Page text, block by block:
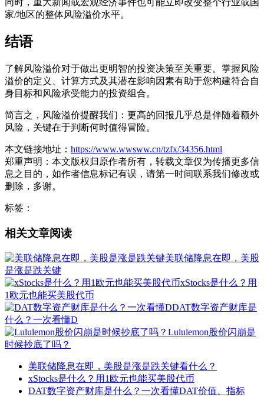
家/地区的整体风险溢价水平。
结语
了解风险溢价对于做出更明智的投资决策至关重要。掌握风险
溢价的定义、计算方式及其潜在影响因素有助于您构建符合自
身目标和风险承受能力的投资组合。
简言之，风险溢价提醒我们：更高的回报几乎总是伴随着额外
风险，关键在于判断何时值得冒险。
本文链接地址： https://www.wwsww.cn/tzfx/34356.html
郑重声明：本文版权归原作者所有，转载文章仅为传播更多信
息之目的，如作者信息标记有误，请第一时间联系我们修改或
删除，多谢。
标签：
相关文章阅读
美联储降息在即，美股
是涨是跌关键
xStocks是什么？用
1欧元也能买美股代币
DAT数字资产财库是
什么？一次看懂D
Lululemon股价闪崩是
时候抄底了吗？
美联储降息在即，美股是涨是跌关键看什么？
xStocks是什么？用1欧元也能买美股代币
DAT数字资产财库是什么？一次看懂DAT价值、指标